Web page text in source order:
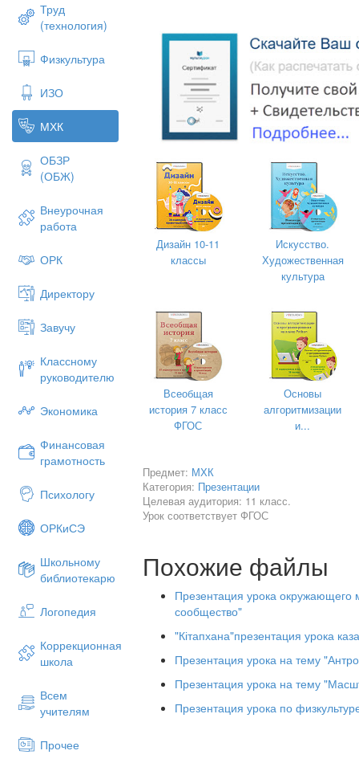
Труд
(технология)
Физкультура
ИЗО
МХК
ОБЗР
(ОБЖ)
Внеурочная
работа
ОРК
Директору
Завучу
Классному
руководителю
Экономика
Финансовая
грамотность
Психологу
ОРКиСЭ
Школьному
библиотекарю
Логопедия
Коррекционная
школа
Всем
учителям
Прочее
Барокко (итал. barocco —
излишествам», порт.
pérola barroca
формы» (дословно «жемчужина с
предположения о происхождении
европейской культуры XVII—XVIII
Италия. Стиль барокко появился
считать началом триумфального
Барокко противостояло
Дизайн 10-11
классы
Искусство.
Художественная
культура
Всеобщая
история 7 класс
ФГОС
Основы
алгоритмизации
и...
Предмет: МХК
Категория: Презентации
Целевая аудитория: 11 класс.
Урок соответствует ФГОС
Похожие файлы
Презентация урока
сообщество"
"Кітапхана"презентация урока
Презентация урока на тему
Презентация урока на тему
Презентация урока по